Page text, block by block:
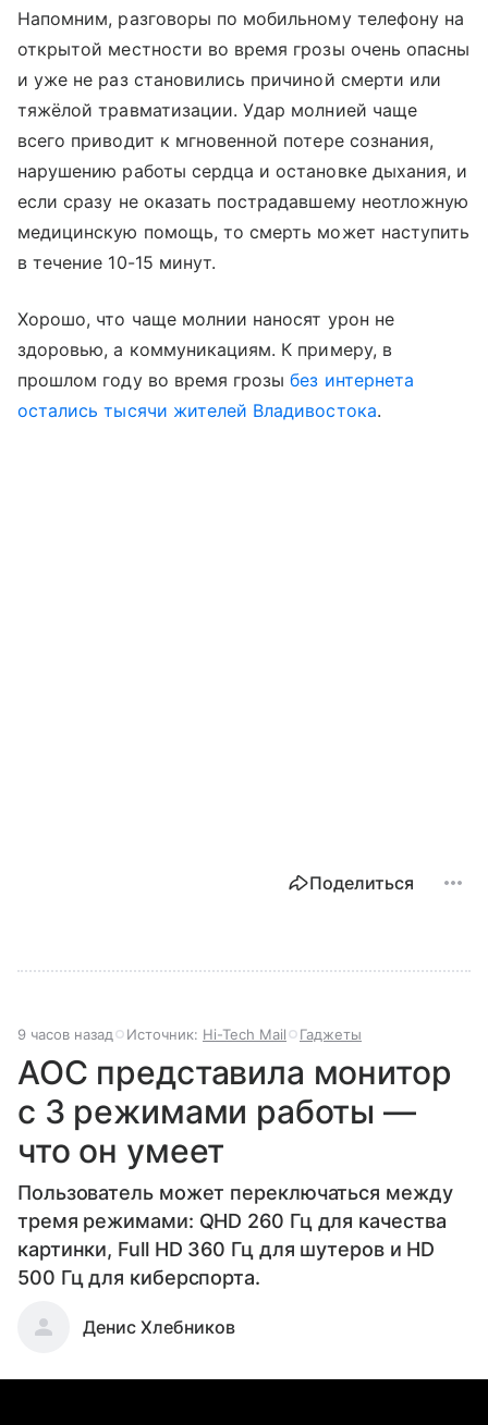
Напомним, разговоры по мобильному телефону на
открытой местности во время грозы очень опасны
и уже не раз становились причиной смерти или
тяжёлой травматизации. Удар молнией чаще
всего приводит к мгновенной потере сознания,
нарушению работы сердца и остановке дыхания, и
если сразу не оказать пострадавшему неотложную
медицинскую помощь, то смерть может наступить
в течение 10-15 минут.
Хорошо, что чаще молнии наносят урон не
здоровью, а коммуникациям. К примеру, в
прошлом году во время грозыбез интернета
остались тысячи жителей Владивостока.
Поделиться
9 часов назад Источник: Hi-Tech Mail Гаджеты
AOC представила монитор
с 3 режимами работы —
что он умеет
Пользователь может переключаться между
тремя режимами: QHD 260 Гц для качества
картинки, Full HD 360 Гц для шутеров и HD
500 Гц для киберспорта.
Денис Хлебников